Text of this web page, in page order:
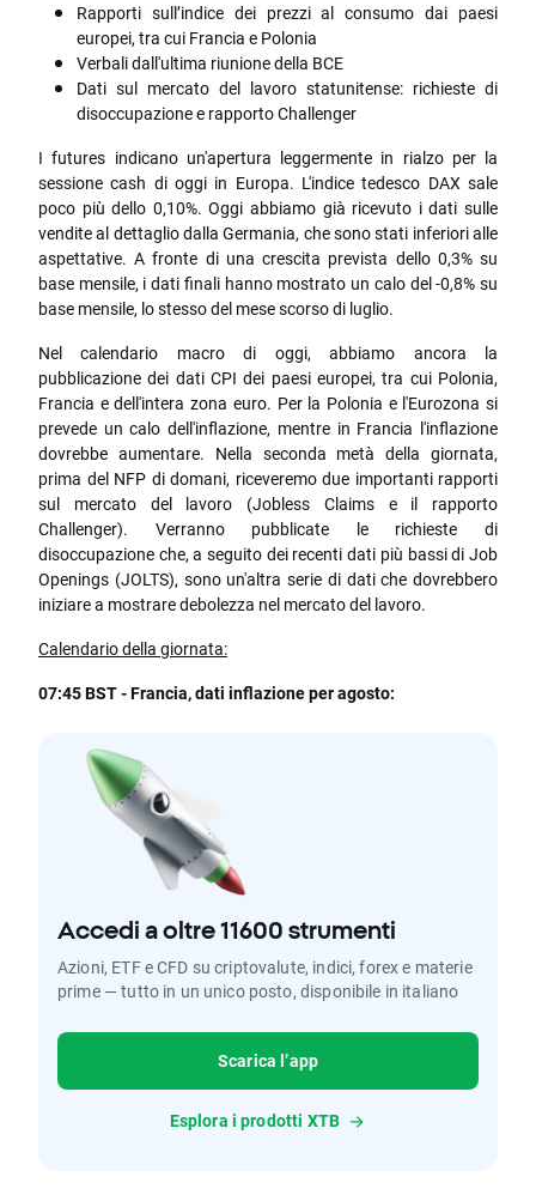
Rapporti sull’indice dei prezzi al consumo dai paesi
europei, tra cui Francia e Polonia
Verbali dall'ultima riunione della BCE
Dati sul mercato del lavoro statunitense: richieste di
disoccupazione e rapporto Challenger
I futures indicano un'apertura leggermente in rialzo per la
sessione cash di oggi in Europa. L'indice tedesco DAX sale
poco più dello 0,10%. Oggi abbiamo già ricevuto i dati sulle
vendite al dettaglio dalla Germania, che sono stati inferiori alle
aspettative. A fronte di una crescita prevista dello 0,3% su
base mensile, i dati finali hanno mostrato un calo del -0,8% su
base mensile, lo stesso del mese scorso di luglio.
Nel calendario macro di oggi, abbiamo ancora la
pubblicazione dei dati CPI dei paesi europei, tra cui Polonia,
Francia e dell'intera zona euro. Per la Polonia e l'Eurozona si
prevede un calo dell'inflazione, mentre in Francia l'inflazione
dovrebbe aumentare. Nella seconda metà della giornata,
prima del NFP di domani, riceveremo due importanti rapporti
sul mercato del lavoro (Jobless Claims e il rapporto
Challenger). Verranno pubblicate le richieste di
disoccupazione che, a seguito dei recenti dati più bassi di Job
Openings (JOLTS), sono un'altra serie di dati che dovrebbero
iniziare a mostrare debolezza nel mercato del lavoro.
Calendario della giornata:
07:45 BST - Francia, dati inflazione per agosto:
Accedi a oltre 11600 strumenti
Azioni, ETF e CFD su criptovalute, indici, forex e materie
prime — tutto in un unico posto, disponibile in italiano
Scarica l’app
Esplora i prodotti XTB